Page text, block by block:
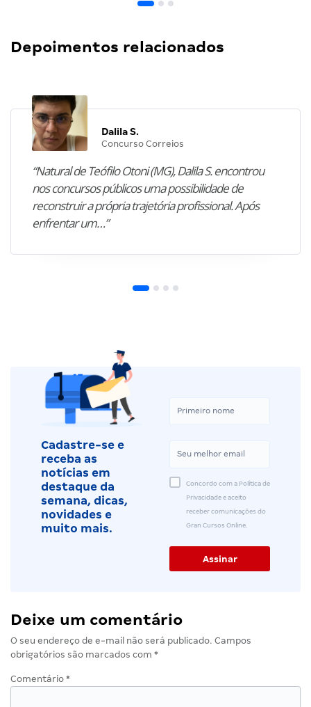
Depoimentos relacionados
Dalila S.
Concurso Correios
“Natural de Teófilo Otoni (MG), Dalila S. encontrou
nos concursos públicos uma possibilidade de
reconstruir a própria trajetória profissional. Após
enfrentar um…”
Cadastre-se e
receba as
notícias em
destaque da
semana, dicas,
novidades e
muito mais.
Concordo com a Política de
Privacidade e aceito
receber comunicações do
Gran Cursos Online.
Deixe um comentário
O seu endereço de e-mail não será publicado. Campos
obrigatórios são marcados com *
Comentário *